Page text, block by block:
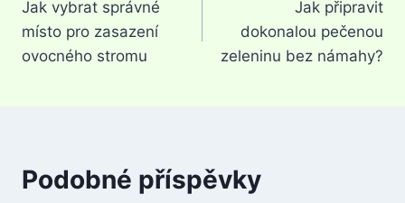
pro
příspěvek
Jak vybrat správné
místo pro zasazení
ovocného stromu
Jak připravit
dokonalou pečenou
zeleninu bez námahy?
Podobné příspěvky